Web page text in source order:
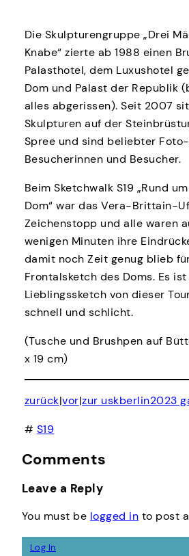
Die Skulpturengruppe „Drei
Knabe“ zierte ab 1988 einen
Palasthotel, dem Luxushotel
Dom und Palast der Republik
alles abgerissen). Seit 2007
Skulpturen auf der
Spree und sind beliebter
Besucherinnen und Besucher.
Beim Sketchwalk S19 „Rund
Dom“ war das Vera-Brittain-
Zeichenstopp und alle waren
wenigen Minuten ihre
damit noch Zeit genug blieb
Frontalsketch des Doms. Es
Lieblingssketch von dieser
schnell und schlicht.
(Tusche und Brushpen auf
x 19 cm)
zurück|vor|zur uskberlin2023
# S19
Comments
Leave a Reply
You must be logged in to post
Log In